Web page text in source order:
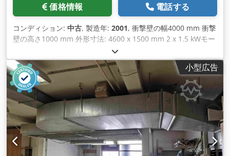
価格情報 電話する
コンディション: 中古, 製造年: 2001, 衝撃壁の幅4000 mm 衝撃
壁の高さ1000 mm 外形寸法: 4600 x 1500 mm 2 x 1.5 kWモー
ター 総定格流量7000 m³/h 左右吸引ノズル、直径300 mm 保
管場所: ガルプセン Dcedpfx Akjvvizkoijk
小型広告